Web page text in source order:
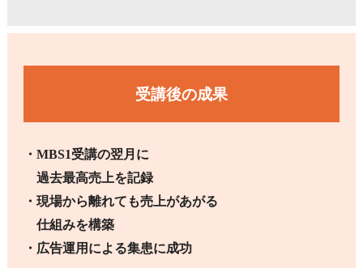
受講後の成果
・MBS1受講の翌月に
過去最高売上を記録
・現場から離れても売上があがる
仕組みを構築
・広告運用による集患に成功